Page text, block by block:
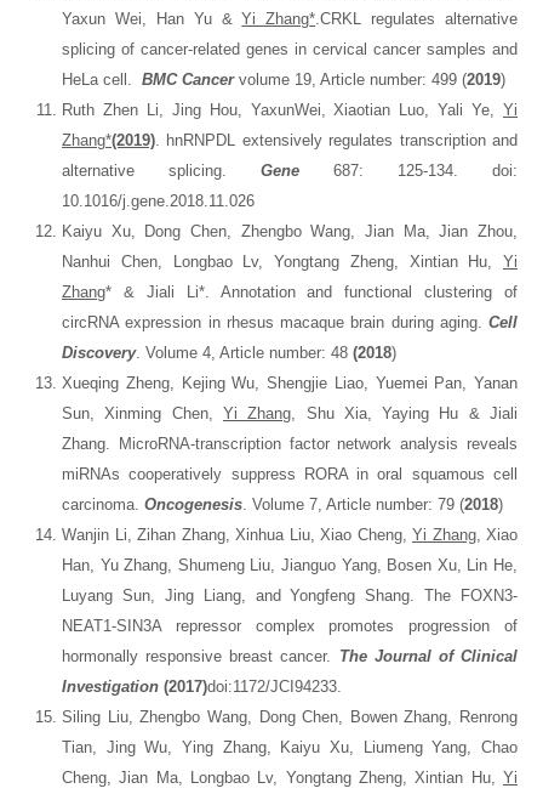
Yaxun Wei, Han Yu &Yi Zhang*.CRKL regulates alternative
splicing of cancer-related genes in cervical cancer samples and
HeLa cell. BMC Cancervolume 19, Article number: 499 (2019)
Ruth Zhen Li, Jing Hou, YaxunWei, Xiaotian Luo, Yali Ye, Yi
Zhang*(2019). hnRNPDL extensively regulates transcription and
alternative splicing. Gene
687: 125-134. doi:
10.1016/j.gene.2018.11.026
Kaiyu Xu, Dong Chen, Zhengbo Wang, Jian Ma, Jian Zhou,
Nanhui Chen, Longbao Lv, Yongtang Zheng, Xintian Hu, Yi
Zhang* & Jiali Li*. Annotation and functional clustering of
circRNA expression in rhesus macaque brain during aging. Cell
Discovery. Volume 4, Article number: 48 (2018)
Xueqing Zheng, Kejing Wu, Shengjie Liao, Yuemei Pan, Yanan
Sun, Xinming Chen, Yi Zhang, Shu Xia, Yaying Hu & Jiali
Zhang. MicroRNA-transcription factor network analysis reveals
miRNAs cooperatively suppress RORA in oral squamous cell
carcinoma. Oncogenesis. Volume 7, Article number: 79 (2018)
Wanjin Li, Zihan Zhang, Xinhua Liu, Xiao Cheng, Yi Zhang, Xiao
Han, Yu Zhang, Shumeng Liu, Jianguo Yang, Bosen Xu, Lin He,
Luyang Sun, Jing Liang, and Yongfeng Shang. The FOXN3-
NEAT1-SIN3A repressor complex promotes progression of
hormonally responsive breast cancer. The Journal of Clinical
Investigation (2017)doi:1172/JCI94233.
Siling Liu, Zhengbo Wang, Dong Chen, Bowen Zhang, Renrong
Tian, Jing Wu, Ying Zhang, Kaiyu Xu, Liumeng Yang, Chao
Cheng, Jian Ma, Longbao Lv, Yongtang Zheng, Xintian Hu, Yi